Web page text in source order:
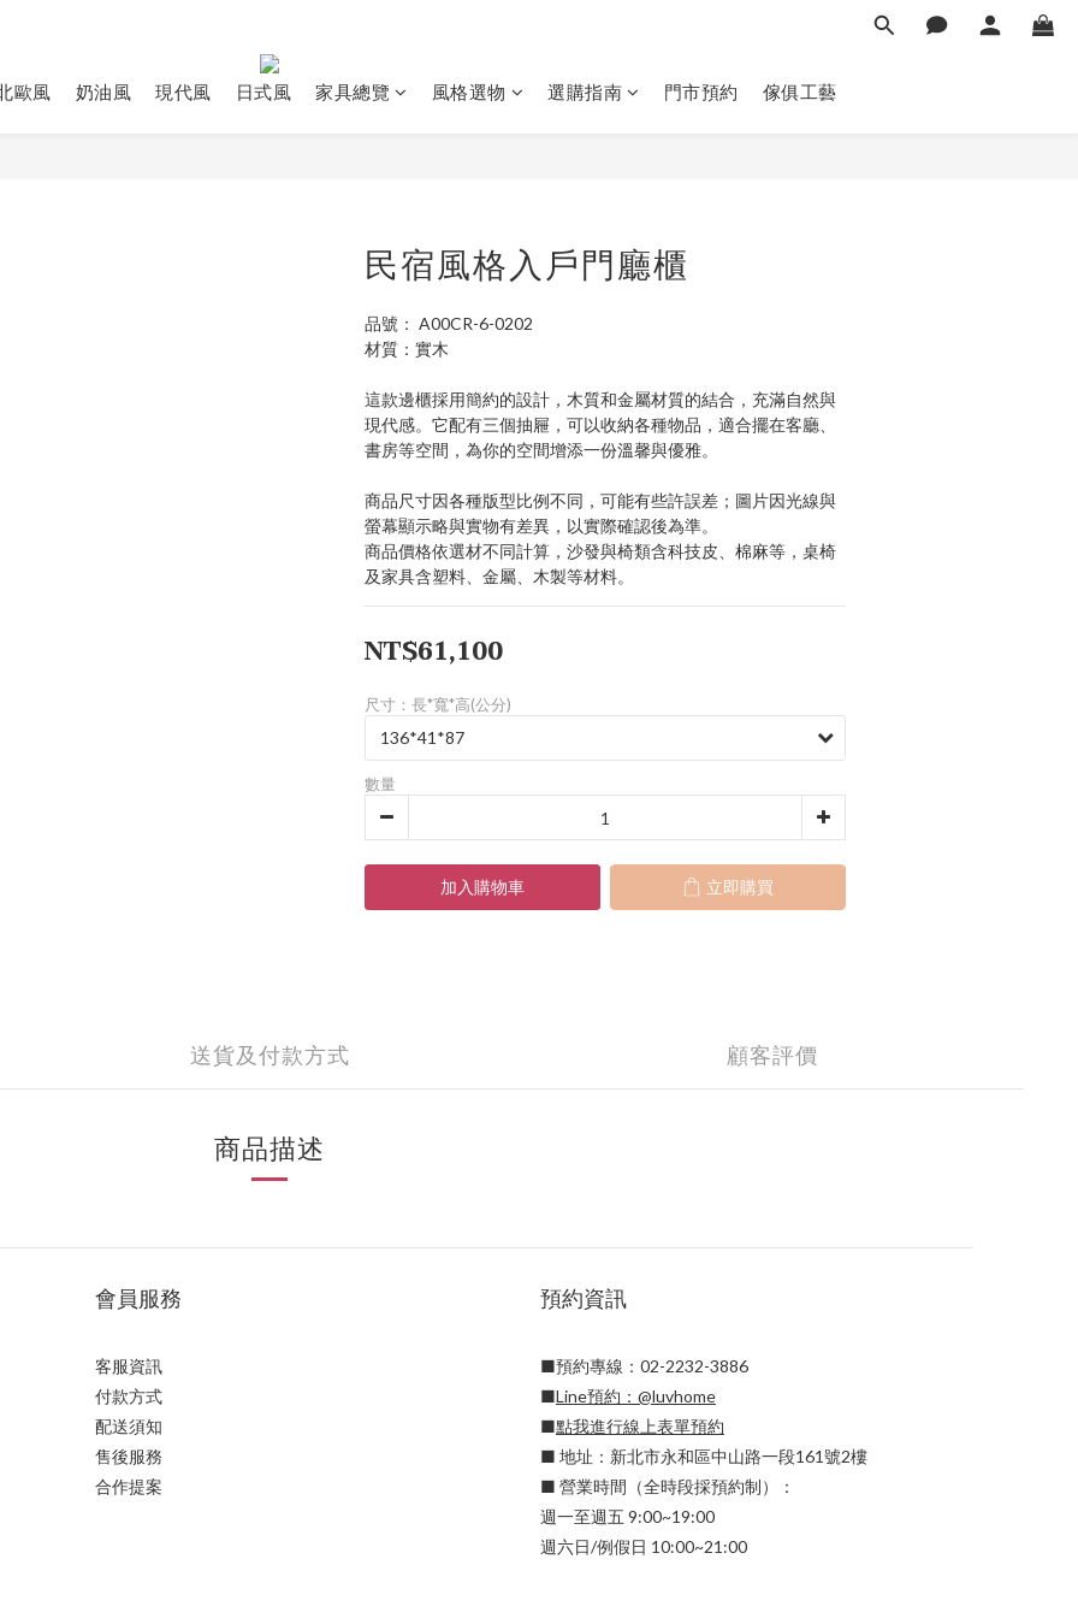
歐風 奶油風 現代風 日式風 家具總覽 風格選物 選購指南 門市預約 傢俱工藝
民宿風格入戶門廳櫃
品號： A00CR-6-0202
材質：實木
這款邊櫃採用簡約的設計，木質和金屬材質的結合，充滿自然與
現代感。它配有三個抽屜，可以收納各種物品，適合擺在客廳、
書房等空間，為你的空間增添一份溫馨與優雅。
商品尺寸因各種版型比例不同，可能有些許誤差；圖片因光線與
螢幕顯示略與實物有差異，以實際確認後為準。
商品價格依選材不同計算，沙發與椅類含科技皮、棉麻等，桌椅
及家具含塑料、金屬、木製等材料。
NT$61,100
尺寸：長*寬*高(公分)
數量
加入購物車 立即購買
送貨及付款方式 顧客評價
商品描述
會員服務
客服資訊
付款方式
配送須知
售後服務
合作提案
預約資訊
■預約專線：02-2232-3886
■Line預約： @luvhome
■點我進行線上表單預約
■ 地址：新北市永和區中山路一段161號2樓
■ 營業時間（全時段採預約制）：
週一至週五 9:00~19:00
週六日/例假日 10:00~21:00